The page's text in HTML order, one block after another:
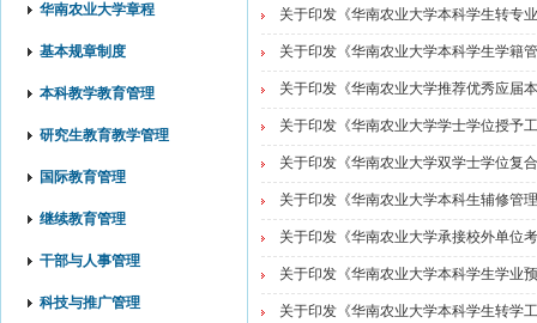
华南农业大学章程
基本规章制度
本科教学教育管理
研究生教育教学管理
国际教育管理
继续教育管理
干部与人事管理
科技与推广管理
关于印发《华南农业大学本科学生转专
关于印发《华南农业大学本科学生学籍
关于印发《华南农业大学推荐优秀应届
关于印发《华南农业大学学士学位授予
关于印发《华南农业大学双学士学位复
关于印发《华南农业大学本科生辅修管
关于印发《华南农业大学承接校外单位
关于印发《华南农业大学本科学生学业
关于印发《华南农业大学本科学生转学